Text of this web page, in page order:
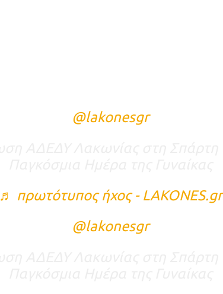
@lakonesgr
♬ πρωτότυπος ήχος - LAKONES.gr
@lakonesgr